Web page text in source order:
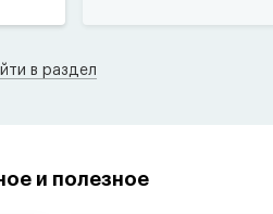
в раздел
и полезное